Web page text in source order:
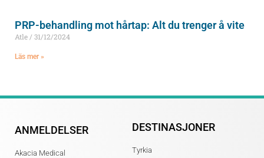
PRP-behandling mot hårtap: Alt du trenger å vite
Atle 31/12/2024
Läs mer »
ANMELDELSER
Akacia Medical
DESTINASJONER
Tyrkia